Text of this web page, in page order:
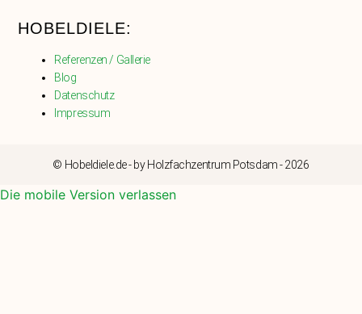
HOBELDIELE:
Referenzen / Gallerie
Blog
Datenschutz
Impressum
© Hobeldiele.de - by Holzfachzentrum Potsdam - 2026
Die mobile Version verlassen